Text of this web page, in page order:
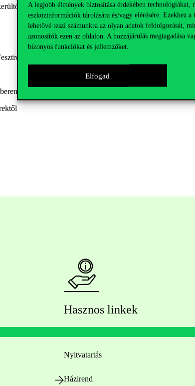
A legjobb élmények biztosítása érdekében technológiákat,
eszközinformációk tárolására és/vagy elérésére. Ezekhez
lehetővé teszi számunkra az olyan adatok feldolgozását,
azonosítók ezen az oldalon. A hozzájárulás megtagadása
bizonyos funkciókat és jellemzőket.
Elfogad
tiétek a lehetőség, hogy inspiráljatok másokat a
Hasznos linkek
Nyitvatartás
Házirend